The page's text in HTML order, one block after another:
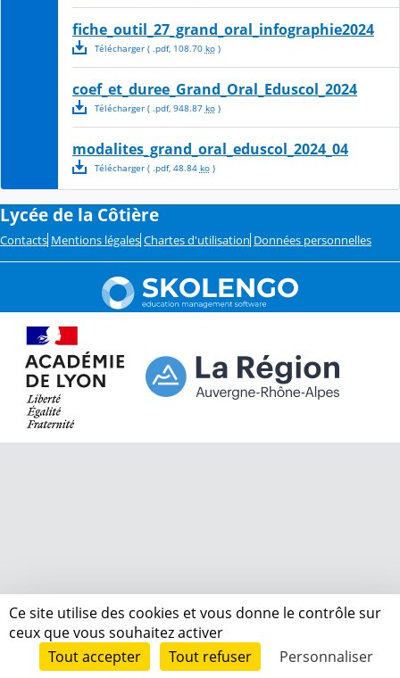
fiche_outil_27_grand_oral_infographie2024
Télécharger( .pdf, 108.70 ko)
coef_et_duree_Grand_Oral_Eduscol_2024
Télécharger( .pdf, 948.87 ko)
modalites_grand_oral_eduscol_2024_04
Télécharger( .pdf, 48.84 ko)
Lycée de la Côtière
Contacts Mentions légales Chartes d'utilisation Données personnelles
Ce site utilise des cookies et vous donne le contrôle sur
ceux que vous souhaitez activer
Tout accepter
Tout refuser Personnaliser